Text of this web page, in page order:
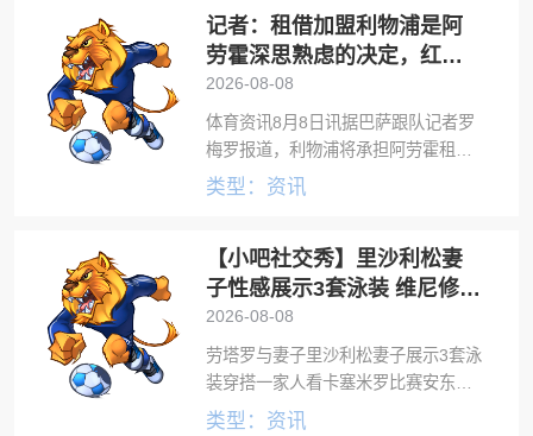
露，利物浦已与巴萨就其租借加选择
买断的交易
记者：租借加盟利物浦是阿
劳霍深思熟虑的决定，红军
承担全部工资
2026-08-08
体育资讯8月8日讯据巴萨跟队记者罗
梅罗报道，利物浦将承担阿劳霍租借
期间的全部工资。根据罗马诺的报
罗进一步透露，这是经过深思熟虑的
决定，由阿
类型：资讯
【小吧社交秀】里沙利松妻
子性感展示3套泳装 维尼修斯
与女友复合
2026-08-08
劳塔罗与妻子里沙利松妻子展示3套泳
装穿搭一家人看卡塞米罗比赛安东内
拉马丁内利与女友举行婚礼内马尔一
类型：资讯